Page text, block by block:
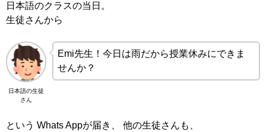
日本語のクラスの当日。
生徒さんから
日本語の生徒
さん
Emi先生！今日は雨だから授業休みにできま
せんか？
という Whats Appが届き、 他の生徒さんも、